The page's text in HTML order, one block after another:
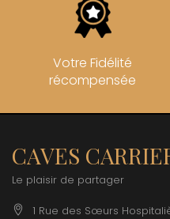
Votre Fidélité
récompensée
CAVES
Le plaisir de partager
1 Rue des Sœurs